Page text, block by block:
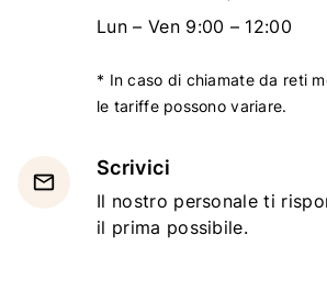
Lun – Ven 9:00 – 12:00
* In caso di chiamate da reti
le tariffe possono variare.
email
Scrivici
Il nostro personale ti
il prima possibile.